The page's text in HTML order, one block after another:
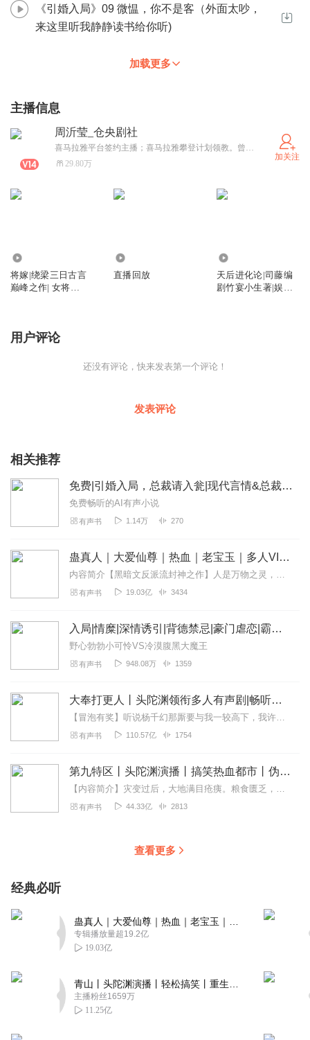
《引婚入局》09 微愠，你不是客（外面太吵，
来这里听我静静读书给你听)
加载更多
主播信息
周沂莹_仓央剧社
29.80万
加关注
将嫁|绕梁三日古言
巅峰之作| 女将军x
直播回放
天后进化论|司藤编
剧竹宴小生著|娱乐
用户评论
还没有评论，快来发表第一个评论！
发表评论
相关推荐
免费|引婚入局，总裁请入瓮|现代言情&总裁&新娘
免费畅听的AI有声小说
有声书 1.14万 270
蛊真人｜大爱仙尊｜热血｜老宝玉｜多人VIP免费有声剧
有声书 19.03亿 3434
入局|情糜|深情诱引|背德禁忌|豪门虐恋|霸总追妻火葬场|VIP免费|口碑神作
野心勃勃小可怜VS冷漠腹黑大魔王
有声书 948.08万 1359
大奉打更人丨头陀渊领衔多人有声剧|畅听全集|王鹤棣、田曦薇主演影视剧原著|卖报小郎君
有声书 110.57亿 1754
第九特区丨头陀渊演播丨搞笑热血都市丨伪戒丨VIP免费多人有声剧
有声书 44.33亿 2813
查看更多
经典必听
专辑播放量超19.2亿
19.03亿
主播粉丝1659万
11.25亿